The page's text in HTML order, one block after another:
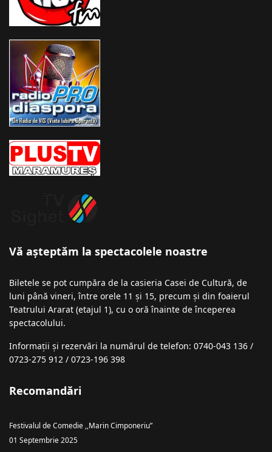
Vă așteptăm la spectacolele noastre
Biletele se pot cumpăra de la casieria Casei de Cultură, de
luni până vineri, între orele 11 și 15, precum și din foaierul
Teatrului Ararat (etajul 1), cu o oră înainte de începerea
spectacolului.
Informații şi rezervări la numărul de telefon: 0740-043 136 /
0723-275 912 / 0723-196 398
Recomandări
Festivalul de Comedie ,,Marin Cimponeriu”
01 Septembrie 2025